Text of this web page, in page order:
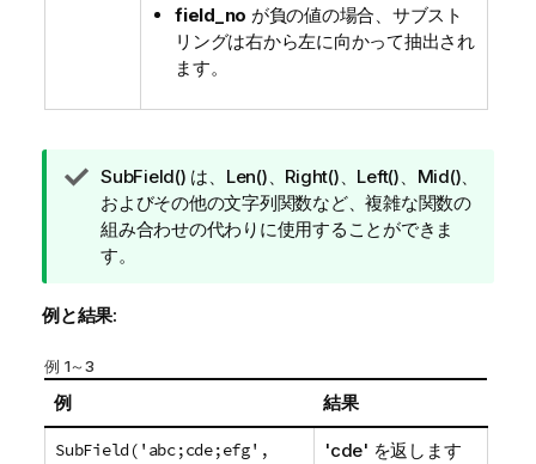
field_no が負の値の場合、サブスト
リングは右から左に向かって抽出され
ます。
ヒ
ン
ト
メ
SubField() は、 Len()、 Right()、 Left()、 Mid()、
およびその他の文字列関数など、複雑な関数の
組み合わせの代わりに使用することができま
す。
例と結果:
例 1～3
例 結果
SubField('abc;cde;efg',
'cde' を返します